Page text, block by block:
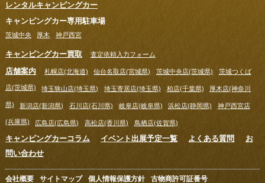
レンタルキャンピングカー
キャンピングカー専用駐車場
茨城中央 厚木 神戸西宮
キャンピングカー買取 査定依頼入力フォーム
店舗案内 札幌店(北海道) 仙台名取店(宮城県) 茨城中央店(茨城県) 茨城つくば
店(茨城県) 埼玉狭山店(埼玉県) 埼玉寄居店(埼玉県) 柏店(千葉県) 厚木店(神奈川
県) 新潟店(新潟県) 石川店(石川県) 岐阜店(岐阜県) 浜松店(静岡県) 神戸西宮店
(兵庫県) 広島店(広島県) 高松店(香川県) 鳥栖店(佐賀県)
キャンピングカーコラム イベント出展予定一覧 よくある質問
お
問い合わせ
会社概要 サイトマップ 個人情報保護方針 古物商許可証番号